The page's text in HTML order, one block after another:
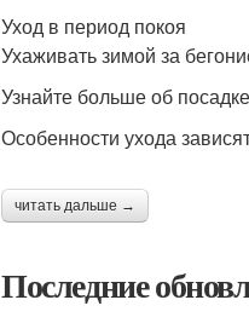
Уход в период покоя
Ухаживать зимой за
Узнайте больше об
Особенности ухода
читать дальше →
Последние